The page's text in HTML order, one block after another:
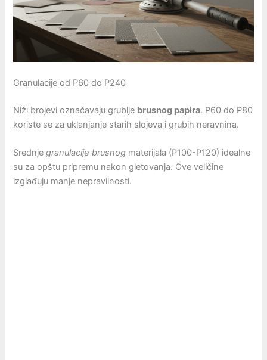
Granulacije od P60 do P240
Niži brojevi označavaju grublje brusnog papira. P60 do P80
koriste se za uklanjanje starih slojeva i grubih neravnina.
Srednjegranulacije brusnog materijala (P100-P120) idealne
su za opštu pripremu nakon gletovanja. Ove veličine
izglađuju manje nepravilnosti.